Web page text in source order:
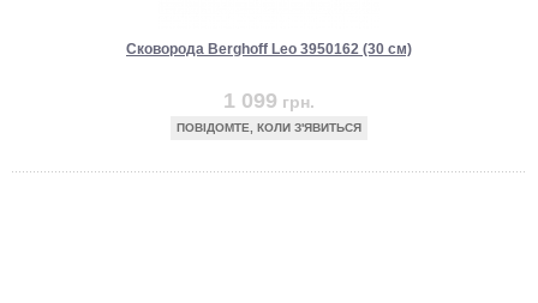
Сковорода Berghoff Leo 3950162 (30 см)
1 099 грн.
ПОВІДОМТЕ, КОЛИ З'ЯВИТЬСЯ